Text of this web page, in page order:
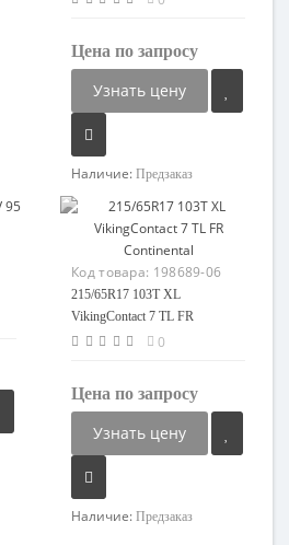
Цена по запросу
Узнать цену
Наличие: Предзаказ
Код товара: 198689-06
215/65R17 103T XL
VikingContact 7 TL FR
Continental
0
Цена по запросу
Узнать цену
Наличие: Предзаказ